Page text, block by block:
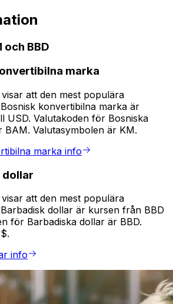
och BBD
marka
att den mest populära
konvertibilna marka är
USD. Valutakoden för Bosniska
Valutasymbolen är KM.
marka info
dollar
att den mest populära
dollar är kursen från BBD
för Barbadiska dollar är BBD.
info